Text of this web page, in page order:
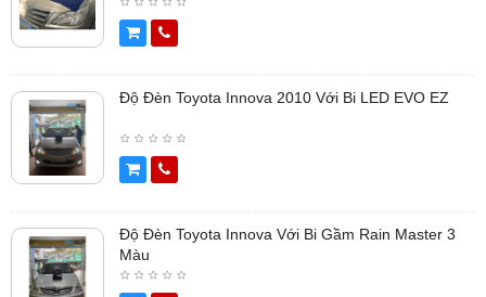
Độ Đèn Toyota Innova 2010 Với Bi LED EVO EZ
Độ Đèn Toyota Innova Với Bi Gầm Rain Master 3
Màu